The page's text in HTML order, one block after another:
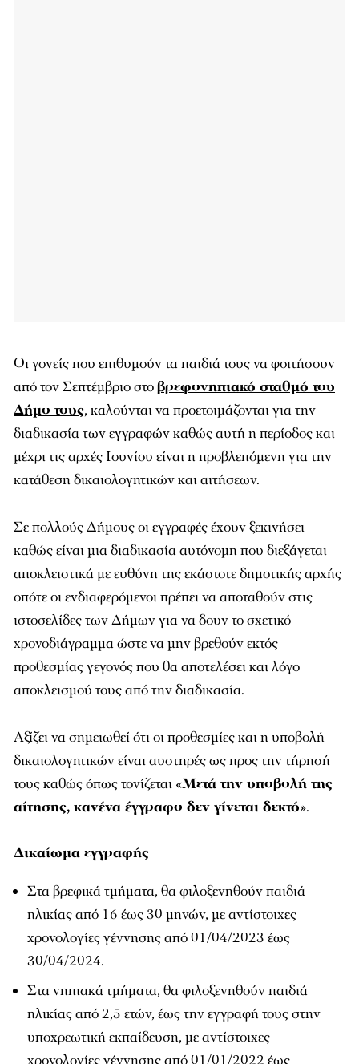
Οι γονείς που επιθυμούν τα παιδιά τους να φοιτήσουν
από τον Σεπτέμβριο στοβρεφονηπιακό σταθμό του
Δήμο τους, καλούνται να προετοιμάζονται για την
διαδικασία των εγγραφών καθώς αυτή η περίοδος και
μέχρι τις αρχές Ιουνίου είναι η προβλεπόμενη για την
κατάθεση δικαιολογητικών και αιτήσεων.
Σε πολλούς Δήμους οι εγγραφές έχουν ξεκινήσει
καθώς είναι μια διαδικασία αυτόνομη που διεξάγεται
αποκλειστικά με ευθύνη της εκάστοτε δημοτικής αρχής
οπότε οι ενδιαφερόμενοι πρέπει να αποταθούν στις
ιστοσελίδες των Δήμων για να δουν το σχετικό
χρονοδιάγραμμα ώστε να μην βρεθούν εκτός
προθεσμίας γεγονός που θα αποτελέσει και λόγο
αποκλεισμού τους από την διαδικασία.
Αξίζει να σημειωθεί ότι οι προθεσμίες και η υποβολή
δικαιολογητικών είναι αυστηρές ως προς την τήρησή
τους καθώς όπως τονίζεται «Μετά την υποβολή της
αίτησης, κανένα έγγραφο δεν γίνεται δεκτό».
Δικαίωμα εγγραφής
Στα βρεφικά τμήματα, θα φιλοξενηθούν παιδιά
ηλικίας από 16 έως 30 μηνών, με αντίστοιχες
χρονολογίες γέννησης από 01/04/2023 έως
30/04/2024.
Στα νηπιακά τμήματα, θα φιλοξενηθούν παιδιά
ηλικίας από 2,5 ετών, έως την εγγραφή τους στην
υποχρεωτική εκπαίδευση, με αντίστοιχες